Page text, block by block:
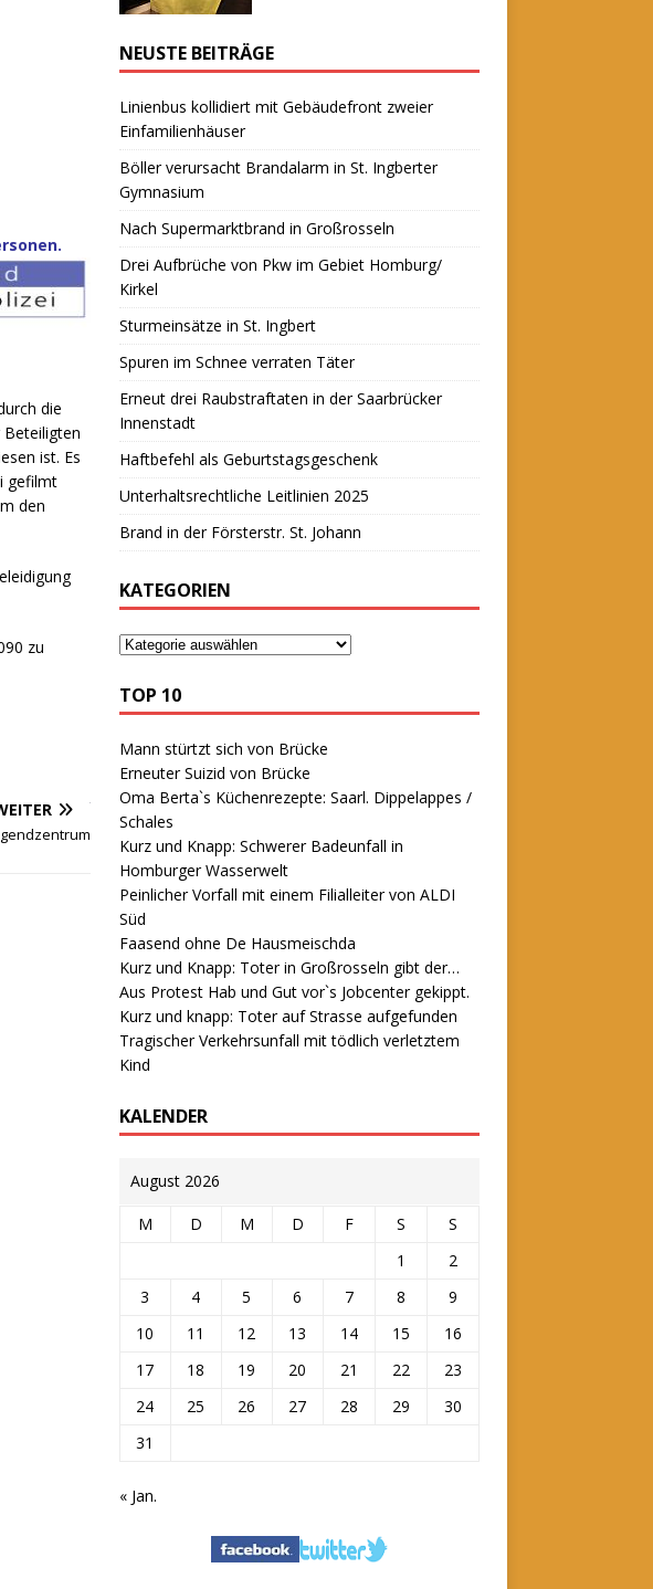
die
Beteiligten
ist. Es
gefilmt
den
zu
NEUSTE BEITRÄGE
Linienbus kollidiert mit Gebäudefront zweier
Einfamilienhäuser
Böller verursacht Brandalarm in St. Ingberter
Gymnasium
Nach Supermarktbrand in Großrosseln
Drei Aufbrüche von Pkw im Gebiet Homburg/
Kirkel
Sturmeinsätze in St. Ingbert
Spuren im Schnee verraten Täter
Erneut drei Raubstraftaten in der Saarbrücker
Innenstadt
Haftbefehl als Geburtstagsgeschenk
Unterhaltsrechtliche Leitlinien 2025
Brand in der Försterstr. St. Johann
KATEGORIEN
TOP 10
Mann stürtzt sich von Brücke
Erneuter Suizid von Brücke
Oma Berta`s Küchenrezepte: Saarl. Dippelappes /
Schales
Kurz und Knapp: Schwerer Badeunfall in
Homburger Wasserwelt
Peinlicher Vorfall mit einem Filialleiter von ALDI
Süd
Faasend ohne De Hausmeischda
Kurz und Knapp: Toter in Großrosseln gibt der…
Aus Protest Hab und Gut vor`s Jobcenter gekippt.
Kurz und knapp: Toter auf Strasse aufgefunden
Tragischer Verkehrsunfall mit tödlich verletztem
Kind
KALENDER
August 2026
M D M D F S
S
1
2
3
4 5 6 7 8
9
10
11 12 13 14 15
16
17
18 19 20 21 22
23
24
25 26 27 28 29
30
31
« Jan.